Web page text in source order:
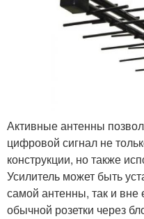
Активные антенны
цифровой сигнал не
конструкции, но также
Усилитель может быть
самой антенны, так и вне
обычной розетки через